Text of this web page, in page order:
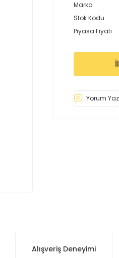
Marka
Stok Kodu
Piyasa Fiyatı
Yorum Yaz
Alışveriş Deneyimi